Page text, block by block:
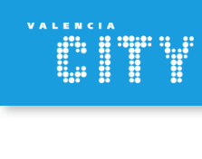
contenido